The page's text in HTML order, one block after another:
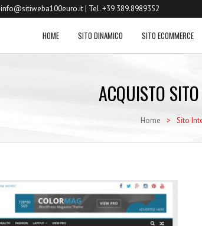
info@sitiweba100euro.it| Tel. +39 389.8989352
HOME SITO DINAMICO SITO ECOMMERCE
ACQUISTO
Home > Sito